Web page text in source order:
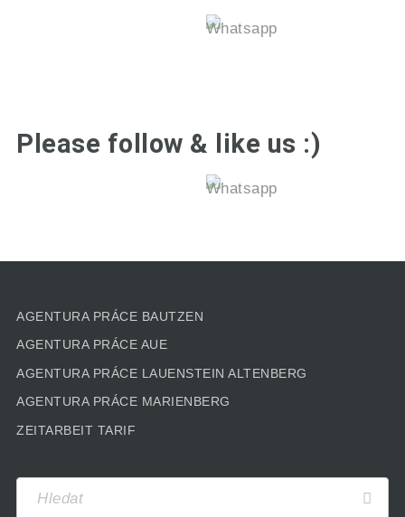
Please follow & like us :)
AGENTURA PRÁCE BAUTZEN
AGENTURA PRÁCE AUE
AGENTURA PRÁCE LAUENSTEIN ALTENBERG
AGENTURA PRÁCE MARIENBERG
ZEITARBEIT TARIF